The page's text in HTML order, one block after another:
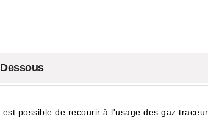
possible de recourir à l'usage des gaz